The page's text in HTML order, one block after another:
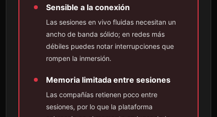
Sensible a la conexión
Las sesiones en vivo fluidas necesitan un
ancho de banda sólido; en redes más
débiles puedes notar interrupciones que
rompen la inmersión.
Memoria limitada entre sesiones
Las compañías retienen poco entre
sesiones, por lo que la plataforma